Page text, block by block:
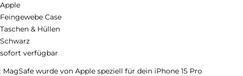
Apple
Feingewebe Case
Taschen & Hüllen
Schwarz
sofort verfügbar
wurde von Apple speziell für dein iPhone 15 Pro